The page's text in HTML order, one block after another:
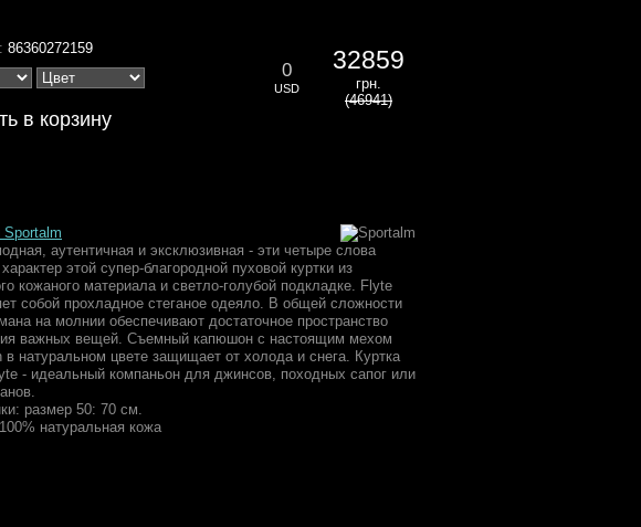
86360272159
0
USD
32859
грн.
(46941)
Sportalm
аутентичная и эксклюзивная - эти четыре слова
этой супер-благородной пуховой куртки из
кожаного материала и светло-голубой подкладке. Flyte
собой прохладное стеганое одеяло. В общей сложности
на молнии обеспечивают достаточное пространство
важных вещей. Съемный капюшон с настоящим мехом
в натуральном цвете защищает от холода и снега. Куртка
- идеальный компаньон для джинсов, походных сапог или
размер 50: 70 см.
натуральная кожа